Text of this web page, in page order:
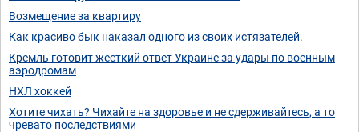
Возмещение за квартиру
Как красиво бык наказал одного из своих истязателей.
Кремль готовит жесткий ответ Украине за удары по военным
аэродромам
НХЛ хоккей
Хотите чихать? Чихайте на здоровье и не сдерживайтесь, а то
чревато последствиями